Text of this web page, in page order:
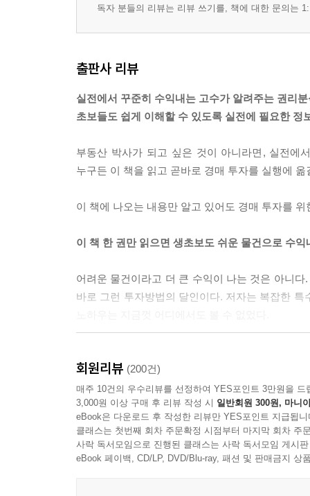
독자 분들의 리뷰는 리뷰 쓰기를, 책에 대한 문의는
출판사 리뷰
실전에서 꾸준히 수익내는 고수가 알려주는 권리
초보들도 쉽게 이해할 수 있도록 실전에 필요한 정
부동산 박사가 되고 싶은 것이 아니라면, 실전에
누구든 이 책을 읽고 곧바로 경매 투자를 실행에
이 책에 나오는 내용만 알고 있어도 경매 투자를
이 책 한 권만 읽으면 생초보도 쉬운 물건으로 수
어려운 물건이라고 더 큰 수익이 나는 것은 아니
바로 그런 투자방법의 달인이다. 저자는 복잡한
투자해본다면 충분히 만족할 만한 수익을 낼 수 있
회원리뷰 (200건)
매주 10건의 우수리뷰를 선정하여 YES포인트 3만원을 드
3,000원 이상 구매 후 리뷰 작성 시 일반회원 300원, 마니
eBook은 다운로드 후 작성한 리뷰만 YES포인트 지급됩니
클래스는 첫번째 회차 주문확정 시점부터 마지막 회차 주
사락 독서모임으로 진행된 클래스는 사락 독서모임 게시
eBook 페이백, CD/LP, DVD/Blu-ray, 패션 및 판매금지 상